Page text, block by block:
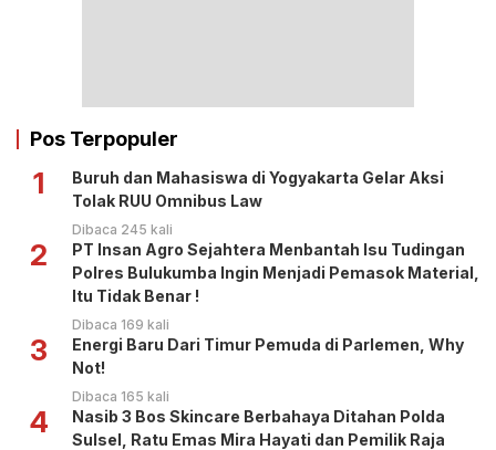
Pos Terpopuler
1
Buruh dan Mahasiswa di Yogyakarta Gelar Aksi
Tolak RUU Omnibus Law
Dibaca 245 kali
2
PT Insan Agro Sejahtera Menbantah Isu Tudingan
Polres Bulukumba Ingin Menjadi Pemasok Material,
Itu Tidak Benar !
Dibaca 169 kali
3
Energi Baru Dari Timur Pemuda di Parlemen, Why
Not!
Dibaca 165 kali
4
Nasib 3 Bos Skincare Berbahaya Ditahan Polda
Sulsel, Ratu Emas Mira Hayati dan Pemilik Raja